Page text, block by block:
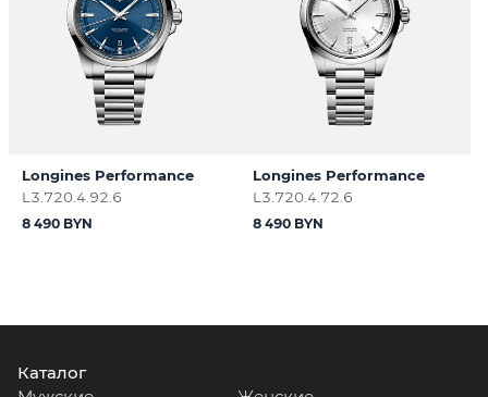
Longines Performance
L3.720.4.92.6
8 490 BYN
Longines Performance
L3.720.4.72.6
8 490 BYN
Каталог